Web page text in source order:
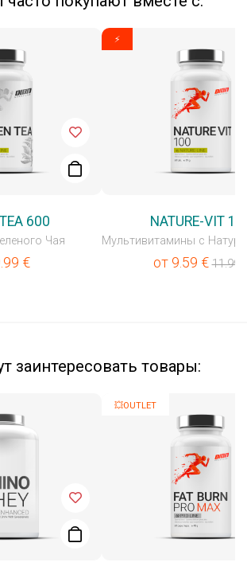
600
Чая
€
⚡
NATURE-VIT
от 9.59 €11.99
заинтересовать товары:
💥OUTLET